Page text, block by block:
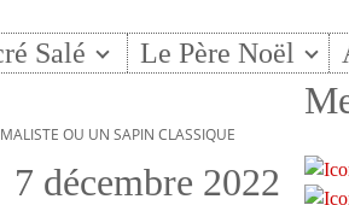
Salé Le Père Noël
OU UN SAPIN CLASSIQUE
7 décembre 2022